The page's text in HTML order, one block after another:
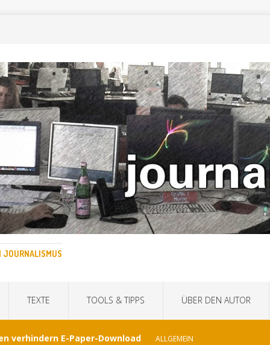
JOURNALISMUS
TEXTE TOOLS & TIPPS ÜBER DEN AUTOR
verhindern E-Paper-Download ALLGEMEIN